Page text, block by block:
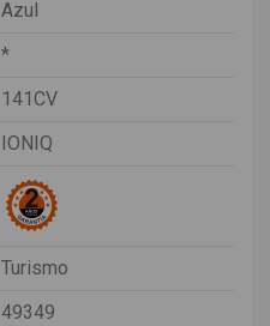
Azul
*
141CV
IONIQ
Turismo
49349